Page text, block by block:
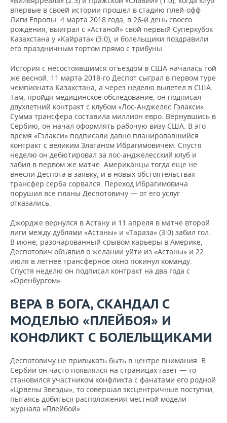
впервые в своей истории прошел в стадию плей-офф
Лиги Европы. 4 марта 2018 года, в 26-й день своего
рождения, выиграл с «Астаной» свой первый Суперкубок
Казахстана у «Кайрата» (3:0), и болельщики поздравили
его праздничным тортом прямо с трибуны.
История с несостоявшимся отъездом в США началась той
же весной. 11 марта 2018-го Деспот сыграл в первом туре
чемпионата Казахстана, а через неделю вылетел в США.
Там, пройдя медицинское обследование, он подписал
двухлетний контракт с клубом «Лос-Анджелес Гэлакси».
Сумма трансфера составила миллион евро. Вернувшись в
Сербию, он начал оформлять рабочую визу США. В это
время «Гэлакси» подписали давно планировавшийся
контракт с великим Златаном Ибрагимовичем. Спустя
неделю он дебютировал за лос-анджелесский клуб и
забил в первом же матче. Американцы тогда еще не
внесли Деспота в заявку, и в новых обстоятельствах
трансфер серба сорвался. Переход Ибрагимовича
порушил все планы Деспотовичу — от его услуг
отказались.
Джордже вернулся в Астану и 11 апреля в матче второй
лиги между дублями «Астаны» и «Тараза» (3:0) забил гол.
В июне, разочарованный срывом карьеры в Америке,
Деспотович объявил о желании уйти из «Астаны» и 22
июля в летнее трансферное окно покинул команду.
Спустя неделю он подписал контракт на два года с
«Оренбургом».
ВЕРА В БОГА, СКАНДАЛ С
МОДЕЛЬЮ «ПЛЕЙБОЯ» И
КОНФЛИКТ С БОЛЕЛЬЩИКАМИ
Деспотовичу не привыкать быть в центре внимания. В
Сербии он часто появлялся на страницах газет — то
становился участником конфликта с фанатами его родной
«Црвены Звезды», то совершал эксцентричные поступки,
пытаясь добиться расположения местной модели
журнала «Плейбой».